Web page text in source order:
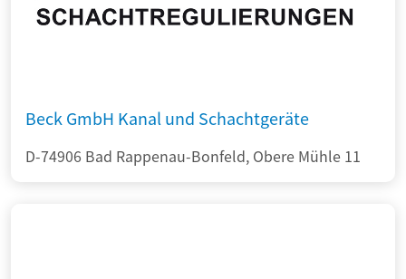
Beck GmbH Kanal und Schachtgeräte
D-74906 Bad Rappenau-Bonfeld, Obere Mühle 11